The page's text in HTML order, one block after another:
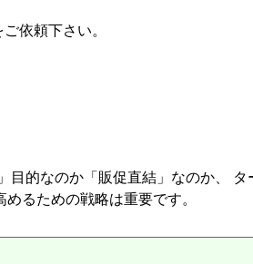
依頼下さい。
目的なのか「販促直結」なのか、
るための戦略は重要です。